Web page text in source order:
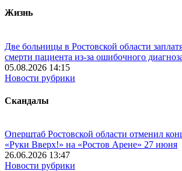
Жизнь
Две больницы в Ростовской области
смерти пациента из-за ошибочного
05.08.2026 14:15
Новости рубрики
Скандалы
Оперштаб Ростовской области отменил
«Руки Вверх!» на «Ростов Арене» 27 июня
26.06.2026 13:47
Новости рубрики